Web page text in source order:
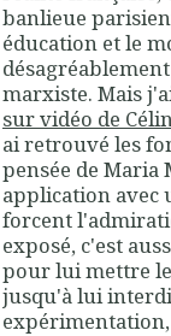
banlieue
éducation et le
marxiste. Mais
sur vidéo de
ai retrouvé les
pensée de Maria
application avec
forcent
exposé, c'est
pour lui mettre
jusqu'à lui